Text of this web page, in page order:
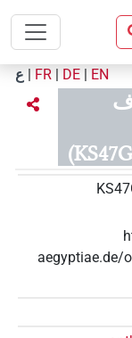
EN
|
DE
|
FR
| ع
aegyptiae.de/